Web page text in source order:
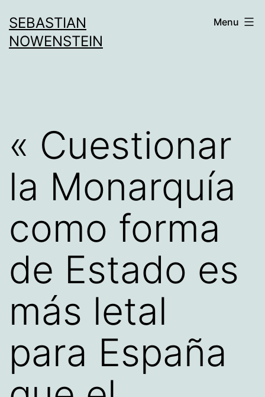
au
contenu
SEBASTIAN
NOWENSTEIN
Menu
« Cuestionar
la Monarquía
como forma
de Estado es
más letal
para España